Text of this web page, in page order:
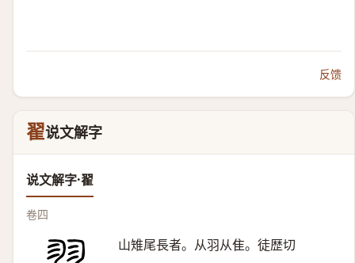
反馈
翟说文解字
说文解字·翟
卷四
山雉尾長者。从羽从隹。徒歴切